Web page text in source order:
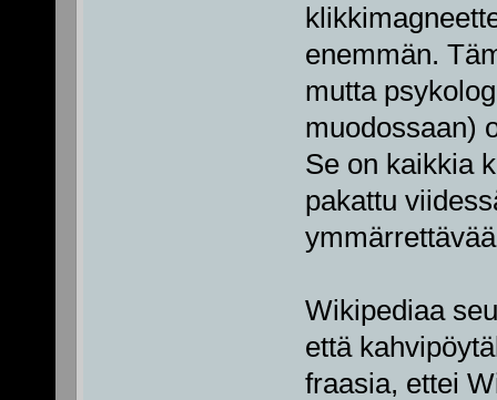
enemmän.
mutta
muodossaan)
Se on kaikkia
pakattu
Wikipediaa
että
fraasia, ettei